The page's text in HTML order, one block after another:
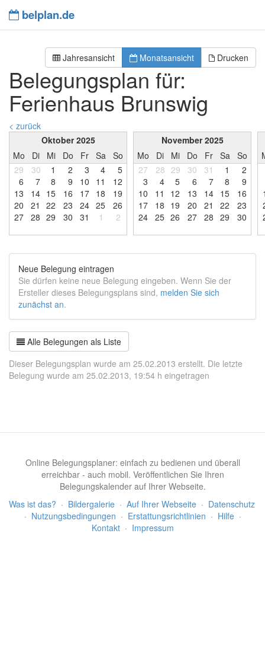
belplan.de
Jahresansicht Monatsansicht Drucken
Belegungsplan für:
Ferienhaus Brunswig
< zurück
Oktober 2025
Mo
Di Mi Do Fr Sa So
29
30 1 2 3 4
5
6
7 8 9 10 1 1 12
13 14 15 16 17 18 19
20 21 22 23 24 25 26
27 28 29 30 31 1 2
November 2025
Mo
Di Mi Do Fr Sa So
27
28 29 30 31 1
2
3
4 5 6 7 8
9
10 1 1 12 13 14 15 16
17 18 19 20 21 22 23
24 25 26 27 28 29 30
Neue Belegung eintragen
Sie dürfen keine neue Belegung eingeben. Wenn Sie der
Ersteller dieses Belegungsplans sind, melden Sie sich
zunächst an.
Alle Belegungen als Liste
Dieser Belegungsplan wurde am 25.02.2013 erstellt. Die letzte
Belegung wurde am 25.02.2013, 19:54 h eingetragen
Online Belegungsplaner: einfach zu bedienen und überall
erreichbar - auch mobil. Veröffentlichen Sie Ihren
Belegungskalender auf Ihrer Webseite.
Was ist das? · Bildergalerie · Auf Ihrer Webseite · Datenschutz
· Nutzungsbedingungen · Erstattungsrichtlinien · Hilfe ·
Kontakt · Impressum